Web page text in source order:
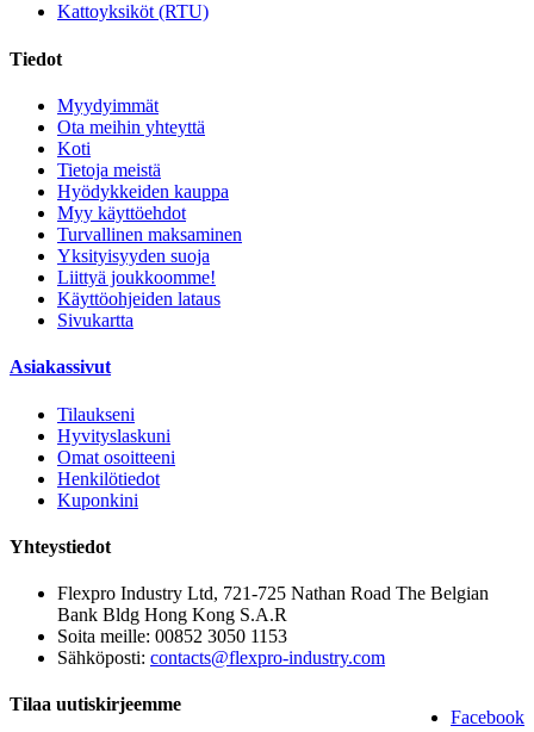
Kattoyksiköt (RTU)
Tiedot
Myydyimmät
Ota meihin yhteyttä
Koti
Tietoja meistä
Hyödykkeiden kauppa
Myy käyttöehdot
Turvallinen maksaminen
Yksityisyyden suoja
Liittyä joukkoomme!
Käyttöohjeiden lataus
Sivukartta
Asiakassivut
Tilaukseni
Hyvityslaskuni
Omat osoitteeni
Henkilötiedot
Kuponkini
Yhteystiedot
Flexpro Industry Ltd, 721-725 Nathan Road The Belgian
Bank Bldg Hong Kong S.A.R
Soita meille: 00852 3050 1153
Sähköposti: contacts@flexpro-industry.com
Facebook
Tilaa uutiskirjeemme